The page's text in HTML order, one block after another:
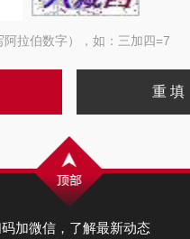
拉伯数字），如：三加四=7
加微信，了解最新动态